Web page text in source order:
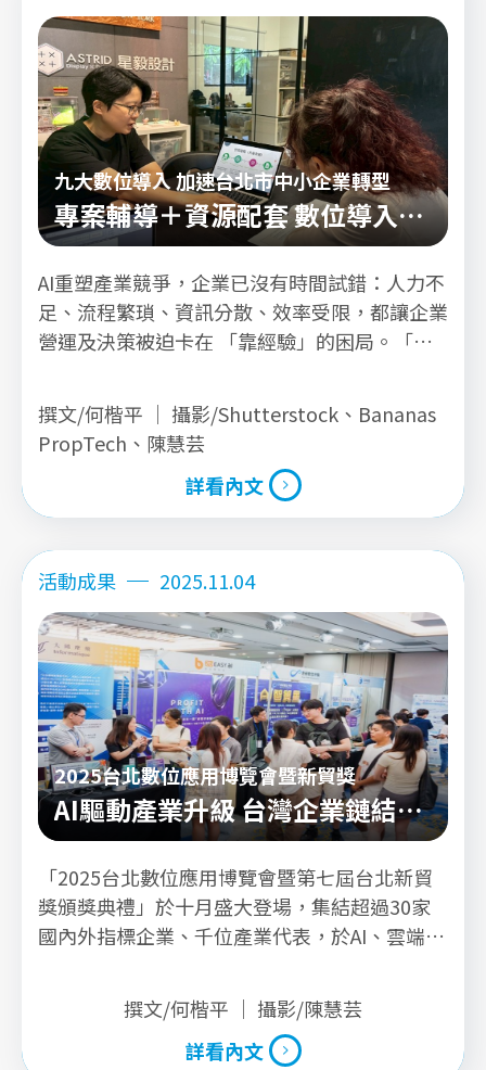
九大數位導入 加速台北市中小企業轉型
專案輔導＋資源配套 數位導入計
畫成果亮眼
AI重塑產業競爭，企業已沒有時間試錯：人力不
足、流程繁瑣、資訊分散、效率受限，都讓企業
營運及決策被迫卡在 「靠經驗」的困局。「中
具與AI應用，讓轉型不只是口號，而是能看見的
成效！
撰文/何楷平 ｜ 攝影/Shutterstock、Bananas
PropTech、陳慧芸
詳看內文
活動成果
2025.11.04
2025台北數位應用博覽會暨新貿獎
AI驅動產業升級 台灣企業鏈結全
球新動能
「2025台北數位應用博覽會暨第七屆台北新貿
獎頒獎典禮」於十月盛大登場，集結超過30家
國內外指標企業、千位產業代表，於AI、雲端與
全新姿態與數位競爭力。
撰文/何楷平 ｜ 攝影/陳慧芸
詳看內文